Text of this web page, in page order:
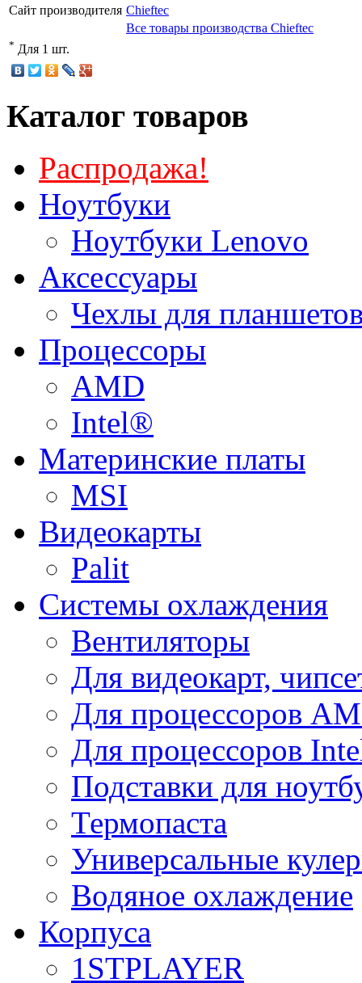
Сайт производителя Chieftec
Все товары производства Chieftec
* Для 1 шт.
Каталог товаров
Распродажа!
Ноутбуки
Ноутбуки Lenovo
Аксессуары
Чехлы для
Процессоры
AMD
Intel®
Материнские платы
MSI
Видеокарты
Palit
Системы охлаждения
Вентиляторы
Для видеокарт,
Для процессоров
Для процессоров
Подставки для
Термопаста
Универсальные
Водяное охлаждение
Корпуса
1STPLAYER